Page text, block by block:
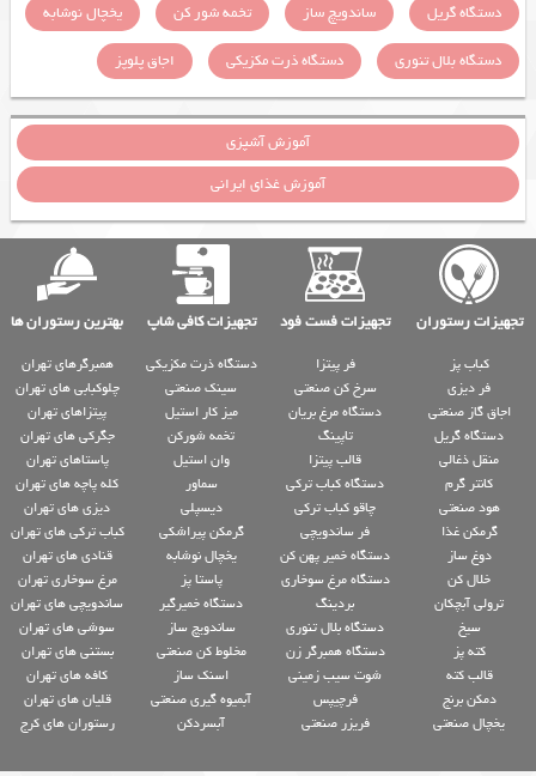
دستگاه گریل
ساندویچ ساز تخمه شور کن
یخچال نوشابه
دستگاه بلال تنوری
دستگاه ذرت مکزیکی اجاق پلوپز
آموزش آشپزی
آموزش غذای ایرانی
تجهیزات رستوران تجهیزات فست فود تجهیزات کافی شاپ بهترین رستوران ها
کباب پز
فر دیزی
اجاق گاز صنعتی
دستگاه گریل
منقل ذغالی
کانتر گرم
هود صنعتی
گرمکن غذا
دوغ ساز
خلال کن
ترولی آبچکان
سیخ
کته پز
قالب کته
دمکن برنج
یخچال صنعتی
فر پیتزا
سرخ کن صنعتی
دستگاه مرغ بریان
تاپینگ
قالب پیتزا
دستگاه کباب ترکی
چاقو کباب ترکی
فر ساندویچی
دستگاه خمیر پهن کن
دستگاه مرغ سوخاری
بردینگ
دستگاه بلال تنوری
دستگاه همبرگر زن
شوت سیب زمینی
فرچیپس
فریزر صنعتی
دستگاه ذرت مکزیکی
سینک صنعتی
میز کار استیل
تخمه شورکن
وان استیل
سماور
دیسپلی
گرمکن پیراشکی
یخچال نوشابه
پاستا پز
دستگاه خمیرگیر
ساندویچ ساز
مخلوط کن صنعتی
اسنک ساز
آبمیوه گیری صنعتی
آبسردکن
همبرگرهای تهران
چلوکبابی های تهران
پیتزاهای تهران
جگرکی های تهران
پاستاهای تهران
کله پاچه های تهران
دیزی های تهران
کباب ترکی های تهران
قنادی های تهران
مرغ سوخاری تهران
ساندویچی های تهران
سوشی های تهران
بستنی های تهران
کافه های تهران
قلیان های تهران
رستوران های کرج